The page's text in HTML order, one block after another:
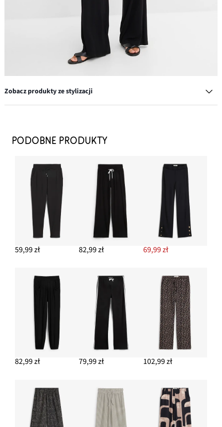
Zobacz produkty ze stylizacji
84,99 zł
Sandały
39,99 zł
DODAJ DO KOSZYKA
Długa marynarka z dzianiny punto di roma
144,99 zł
34,99 zł
DODAJ DO KOSZYKA
PODOBNE PRODUKTY
59,99 zł 82,99 zł 69,99 zł
82,99 zł 79,99 zł 102,99 zł